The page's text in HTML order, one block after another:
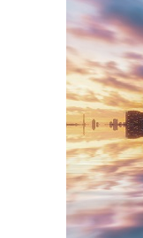
口碑评分：9.11
澳大利亚ASIC全牌
（MM）